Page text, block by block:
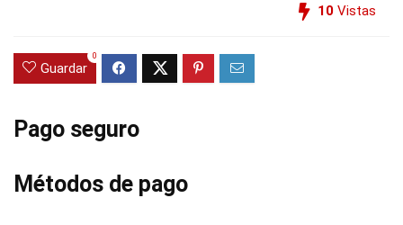
10 Vistas
Guardar
0
Pago seguro
Métodos de pago